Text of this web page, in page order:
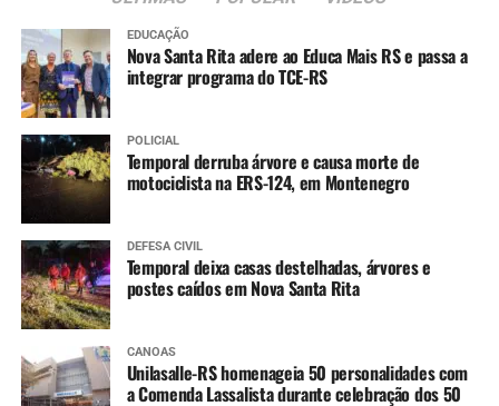
para que tenham mais
qualidade nas aulas. Além
disso, a questão da
acessibilidade é muito
importante, já que temos
alunos cadeirantes que
também participam das
aulas de educação física e
de atividades pedagógicas
no pátio.”
EDUCAÇÃO
Nova Santa Rita adere ao Educa Mais RS e passa a
integrar programa do TCE-RS
POLICIAL
Temporal derruba árvore e causa morte de
motociclista na ERS-124, em Montenegro
DEFESA CIVIL
Temporal deixa casas destelhadas, árvores e
postes caídos em Nova Santa Rita
CANOAS
Unilasalle-RS homenageia 50 personalidades com
a Comenda Lassalista durante celebração dos 50